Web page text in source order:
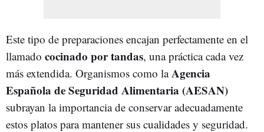
Este tipo de preparaciones encajan perfectamente en el
llamado cocinado por tandas, una práctica cada vez
más extendida. Organismos como laAgencia
Española de Seguridad Alimentaria (AESAN)
subrayan la importancia de conservar adecuadamente
estos platos para mantener sus cualidades y seguridad.